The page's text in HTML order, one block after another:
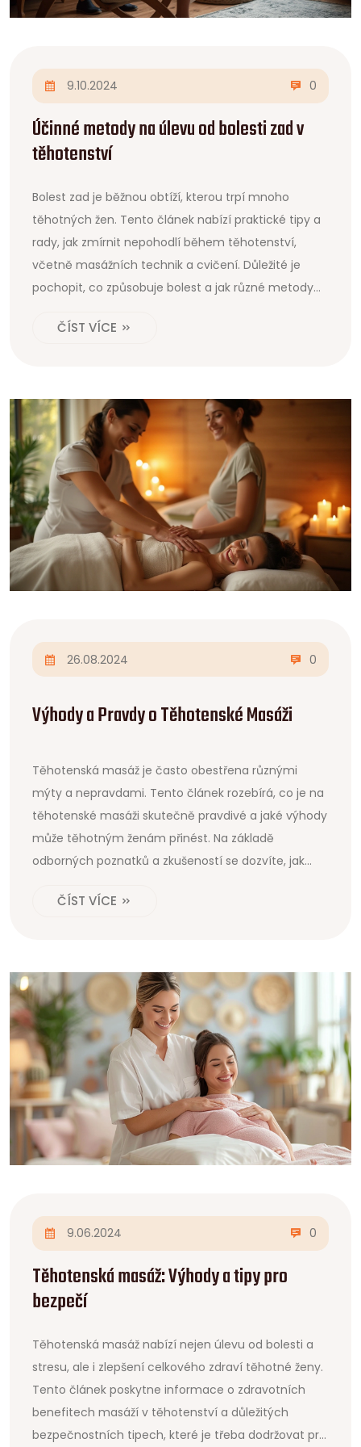
9.10.2024 0
Účinné metody na úlevu od bolesti zad v
těhotenství
Bolest zad je běžnou obtíží, kterou trpí mnoho
těhotných žen. Tento článek nabízí praktické tipy a
rady, jak zmírnit nepohodlí během těhotenství,
včetně masážních technik a cvičení. Důležité je
pochopit, co způsobuje bolest a jak různé metody
tělo i duši v tomto důležitém období. Připravte se
ČÍST VÍCE
26.08.2024 0
Výhody a Pravdy o Těhotenské Masáži
Těhotenská masáž je často obestřena různými
mýty a nepravdami. Tento článek rozebírá, co je na
těhotenské masáži skutečně pravdivé a jaké výhody
může těhotným ženám přinést. Na základě
odborných poznatků a zkušeností se dozvíte, jak
provádět a jaké techniky jsou nejvhodnější.
masáž pro vás to pravé.
ČÍST VÍCE
9.06.2024 0
Těhotenská masáž: Výhody a tipy pro
bezpečí
Těhotenská masáž nabízí nejen úlevu od bolesti a
stresu, ale i zlepšení celkového zdraví těhotné ženy.
Tento článek poskytne informace o zdravotních
benefitech masáží v těhotenství a důležitých
bezpečnostních tipech, které je třeba dodržovat pro